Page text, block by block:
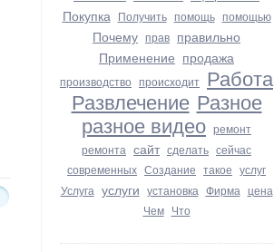
Покупка Получить помощь помощью
Почему прав правильно
Применение продажа
производство происходит Работа
Развлечение Разное
разное видео ремонт
ремонта сайт сделать сейчас
современных Создание такое услуг
Услуга услуги установка Фирма цена
Чем Что